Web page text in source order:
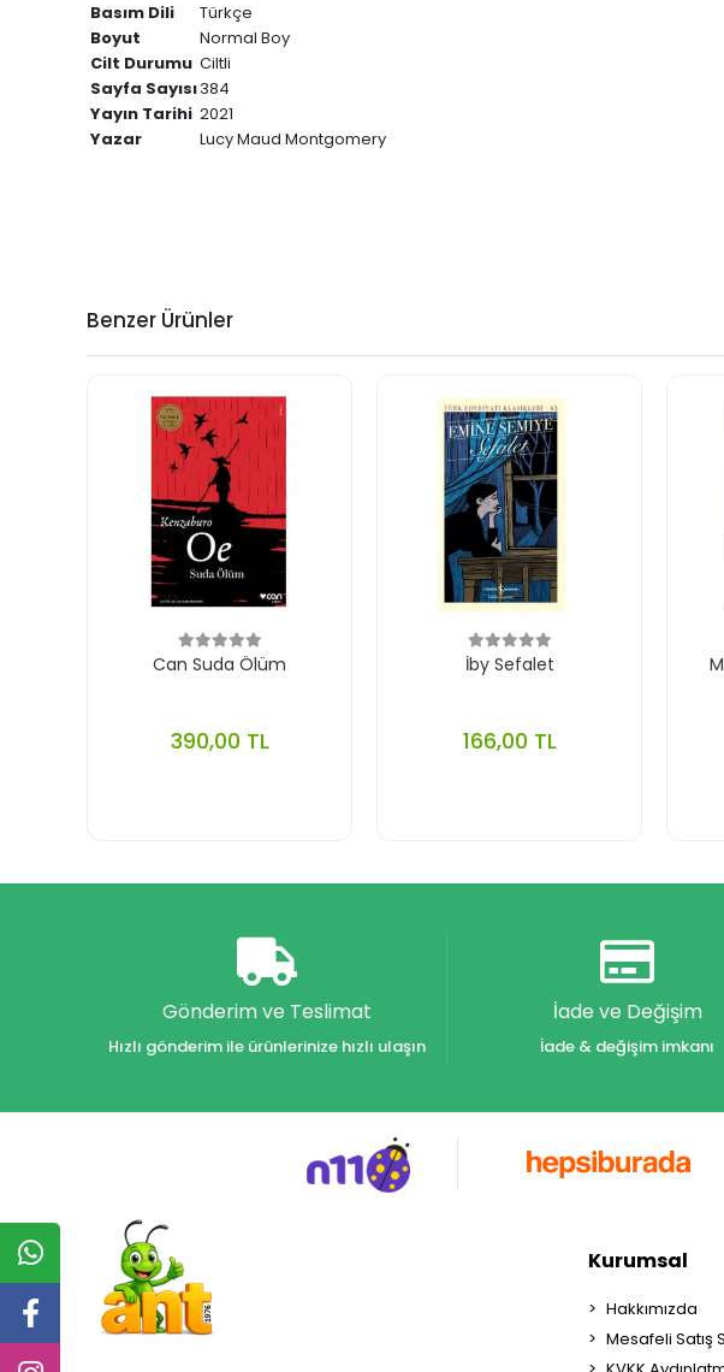
Basım Dili
Türkçe
Boyut
Normal Boy
Cilt Durumu Ciltli
Sayfa Sayısı384
Yayın Tarihi 2021
Yazar
Lucy Maud Montgomery
Benzer Ürünler
Can Suda Ölüm
390,00 TL
İby Sefalet
166,00 TL
Gönderim ve Teslimat
Hızlı gönderim ile ürünlerinize hızlı ulaşın
İade ve Değişim
İade & değişim imkanı
Kurumsal
Hakkımızda
Mesafeli Satış